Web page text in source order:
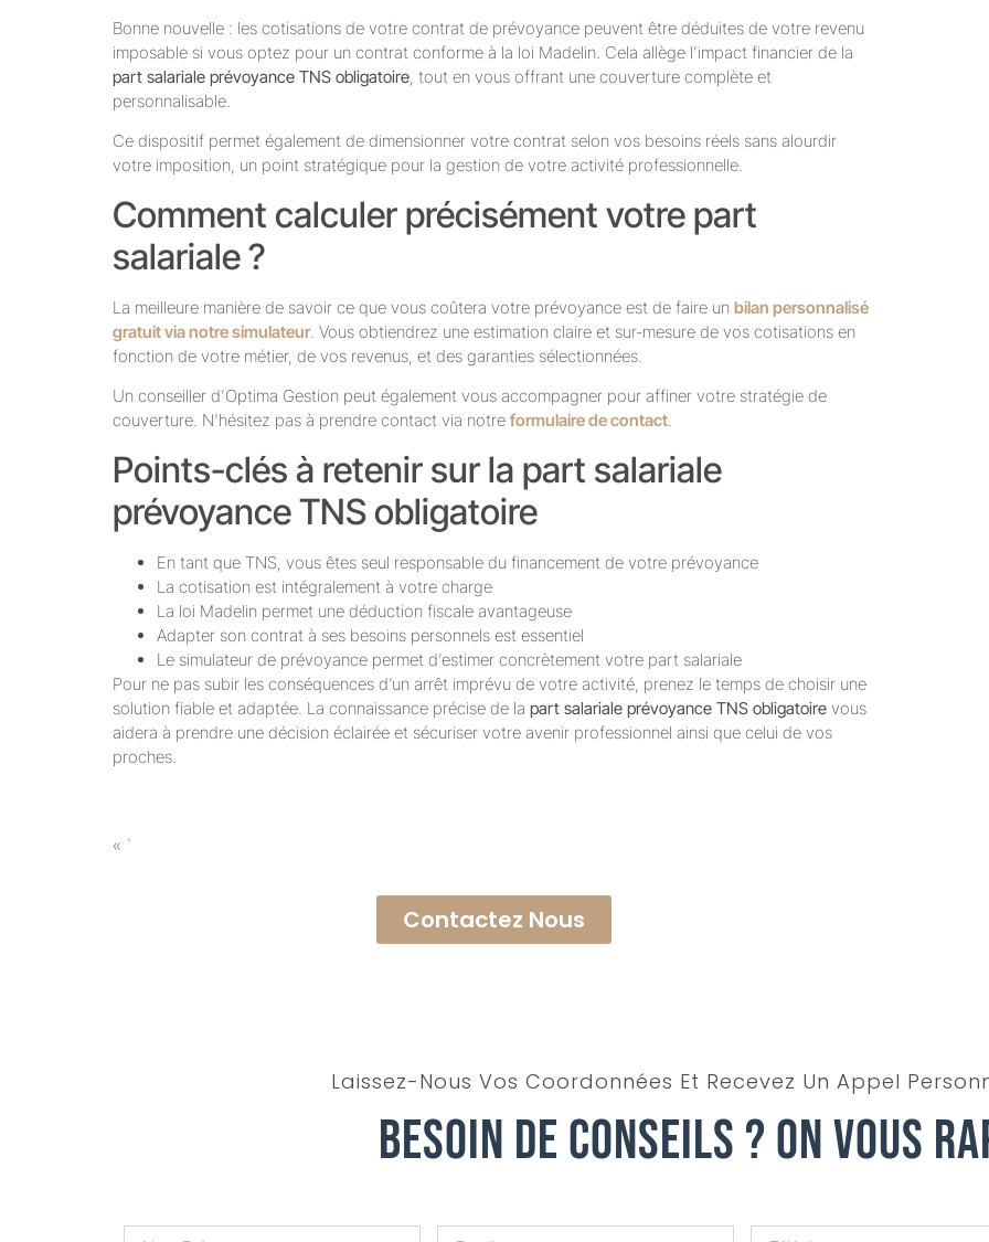
Bonne nouvelle : les cotisations de votre contrat de prévoyance peuvent être déduites de votre revenu
imposable si vous optez pour un contrat conforme à la loi Madelin. Cela allège l’impact financier de la
part salariale prévoyance TNS obligatoire, tout en vous offrant une couverture complète et
personnalisable.
Ce dispositif permet également de dimensionner votre contrat selon vos besoins réels sans alourdir
votre imposition, un point stratégique pour la gestion de votre activité professionnelle.
Comment calculer précisément votre part
salariale ?
La meilleure manière de savoir ce que vous coûtera votre prévoyance est de faire un bilan personnalisé
gratuit via notre simulateur. Vous obtiendrez une estimation claire et sur-mesure de vos cotisations en
fonction de votre métier, de vos revenus, et des garanties sélectionnées.
Un conseiller d’Optima Gestion peut également vous accompagner pour affiner votre stratégie de
couverture. N’hésitez pas à prendre contact via notre formulaire de contact.
Points-clés à retenir sur la part salariale
prévoyance TNS obligatoire
En tant que TNS, vous êtes seul responsable du financement de votre prévoyance
La cotisation est intégralement à votre charge
La loi Madelin permet une déduction fiscale avantageuse
Adapter son contrat à ses besoins personnels est essentiel
Le simulateur de prévoyance permet d’estimer concrètement votre part salariale
Pour ne pas subir les conséquences d’un arrêt imprévu de votre activité, prenez le temps de choisir une
solution fiable et adaptée. La connaissance précise de la part salariale prévoyance TNS obligatoire vous
aidera à prendre une décision éclairée et sécuriser votre avenir professionnel ainsi que celui de vos
proches.
« `
Contactez Nous
Laissez-Nous Vos Coordonnées Et Recevez Un Appel
Besoin De Conseils ? On Vous